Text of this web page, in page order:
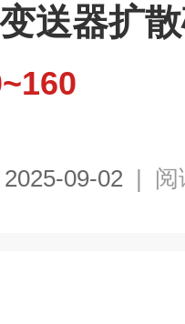
送器扩
2025-09-02 | 阅